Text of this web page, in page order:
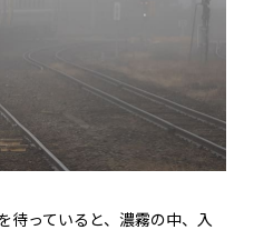
待っていると、濃霧の中、入